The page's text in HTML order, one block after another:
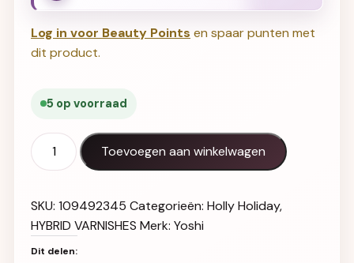
Log in voor Beauty Points en spaar punten met
dit product.
5 op voorraad
Gel Polish UV LED Little Angel - 622 aantal
Toevoegen aan winkelwagen
SKU: 109492345 Categorieën: Holly Holiday,
HYBRID VARNISHES Merk: Yoshi
Dit delen: